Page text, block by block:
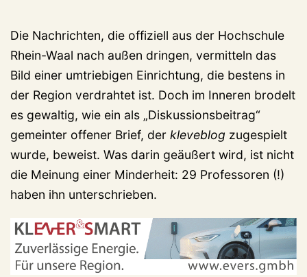
Die Nachrichten, die offiziell aus der Hochschule
Rhein-Waal nach außen dringen, vermitteln das
Bild einer umtriebigen Einrichtung, die bestens in
der Region verdrahtet ist. Doch im Inneren brodelt
es gewaltig, wie ein als „Diskussionsbeitrag“
gemeinter offener Brief, der kleveblog zugespielt
wurde, beweist. Was darin geäußert wird, ist nicht
die Meinung einer Minderheit: 29 Professoren (!)
haben ihn unterschrieben.